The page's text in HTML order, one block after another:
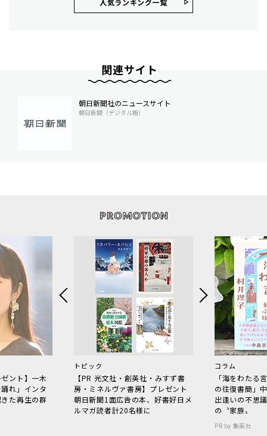
関連サイト
朝日新聞社のニュースサイト
朝日新聞（デジタル版）
ント】一木
れ」インタ
た再生の群
トピック
【PR 光文社・創英社・みすず書
房・ミネルヴァ書房】プレゼント
朝日新聞1面広告の本、好書好日メ
ルマガ読者計20名様に
コラム
「海をわた
の往復書簡」
出逢いの不思
の〝家族〟
PR by 集英社